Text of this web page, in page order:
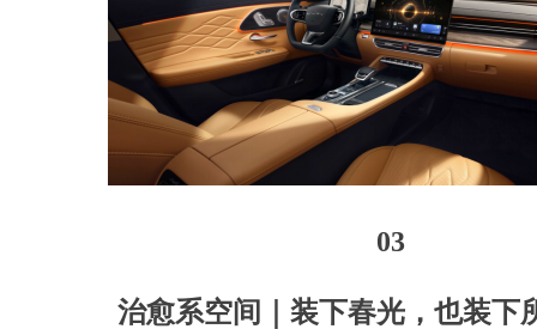
03
治愈系空间｜装下春光，也装下